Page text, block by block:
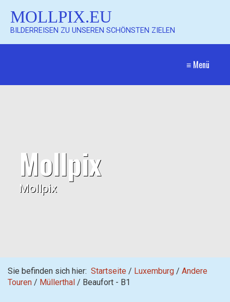
MOLLPIX.EU
BILDERREISEN ZU UNSEREN SCHÖNSTEN ZIELEN
≡ Menü
Mollpix
Mollpix
Sie befinden sich hier: Startseite / Luxemburg / Andere
Touren / Müllerthal / Beaufort - B1